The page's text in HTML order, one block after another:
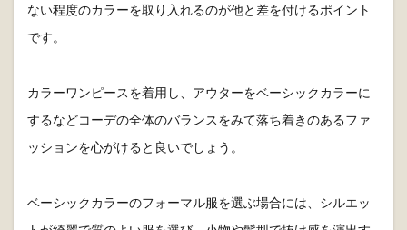
ない程度のカラーを取り入れるのが他と差を付けるポイント
です。
カラーワンピースを着用し、アウターをベーシックカラーに
するなどコーデの全体のバランスをみて落ち着きのあるファ
ッションを心がけると良いでしょう。
ベーシックカラーのフォーマル服を選ぶ場合には、シルエッ